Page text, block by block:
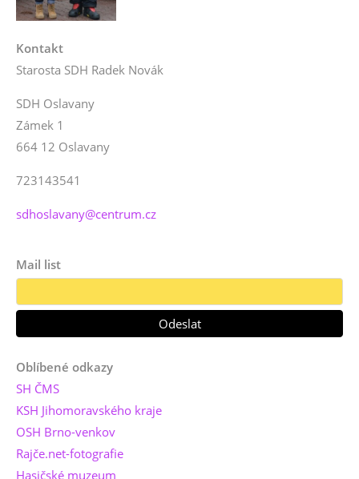
Kontakt
Starosta SDH Radek Novák
SDH Oslavany
Zámek 1
664 12 Oslavany
723143541
sdhoslavany@centrum.cz
Mail list
Oblíbené odkazy
SH ČMS
KSH Jihomoravského kraje
OSH Brno-venkov
Rajče.net-fotografie
Hasičské muzeum